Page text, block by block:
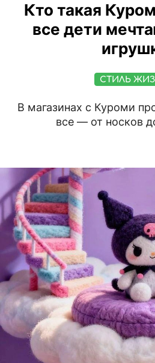
Кто такая
все дети
СТИЛЬ
В магазинах с Куроми
все — от носков